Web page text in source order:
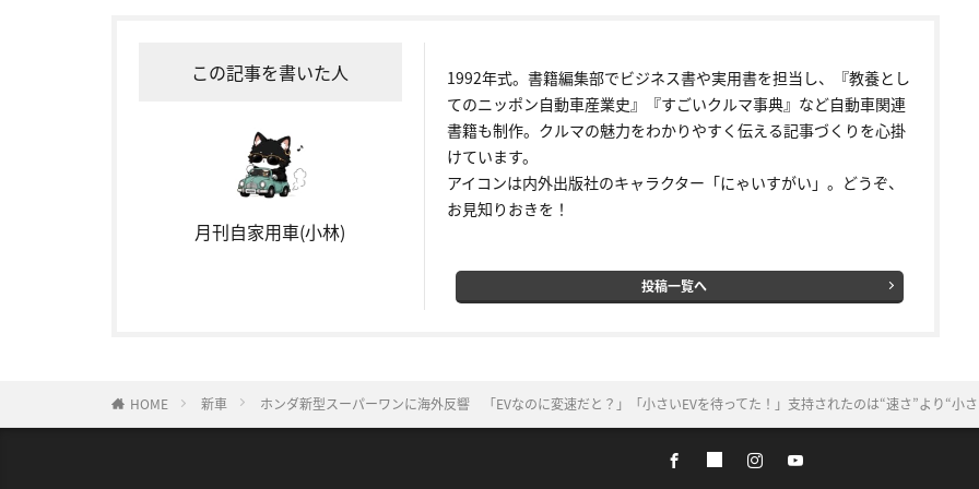
この記事を書いた人
月刊自家用車(小林)
1992年式。書籍編集部でビジネス書や実用書を担当し、『教養とし
てのニッポン自動車産業史』『すごいクルマ事典』など自動車関連
書籍も制作。クルマの魅力をわかりやすく伝える記事づくりを心掛
けています。
アイコンは内外出版社のキャラクター「にゃいすがい」。どうぞ、
お見知りおきを！
投稿一覧へ
HOME 新車 ホンダ新型スーパーワンに海外反響 「EVなのに変速だと？」「小さいEVを待ってた！」支持されたのは“速さ”より“小